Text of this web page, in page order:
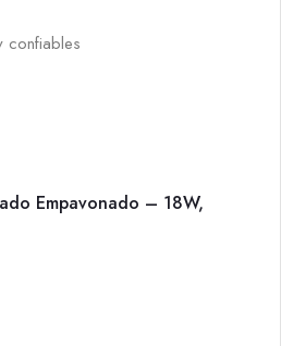
confiables
Empavonado – 18W,